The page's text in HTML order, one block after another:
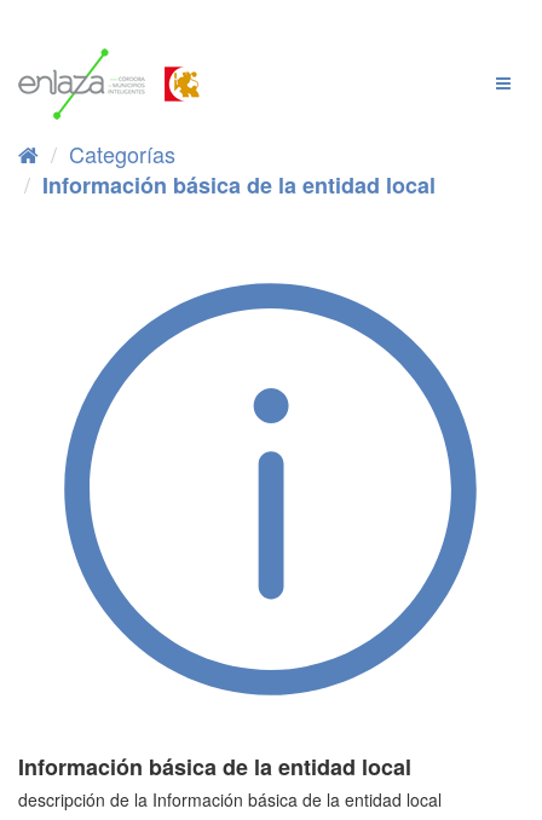
Categorías
Información básica de la entidad local
Información básica de la entidad local
descripción de la Información básica de la entidad local